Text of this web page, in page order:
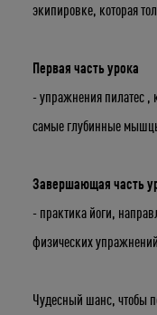
Укажите
экипировке, которая
Первая часть урока
- упражнения пилатес ,
самые глубинные
Завершающая часть
- практика йоги,
физических
Чудесный шанс, чтобы